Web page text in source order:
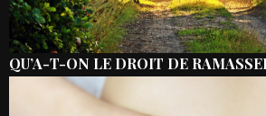
QU’A-T-ON LE DROIT DE